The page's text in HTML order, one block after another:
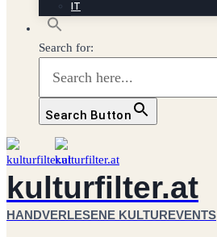
IT
Search for:
Search Button
kulturfilter.at
HANDVERLESENE KULTUREVENTS